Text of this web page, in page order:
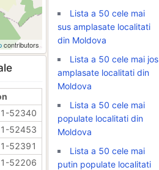
contributors
52340
52453
52391
52206
Lista a 50 cele mai
sus amplasate localitati
din Moldova
Lista a 50 cele mai jos
amplasate localitati din
Moldova
Lista a 50 cele mai
populate localitati din
Moldova
Lista a 50 cele mai
putin populate localitati